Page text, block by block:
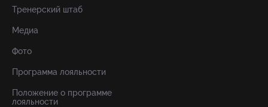
Тренерский штаб
Медиа
Фото
Программа лояльности
Положение о программе
лояльности